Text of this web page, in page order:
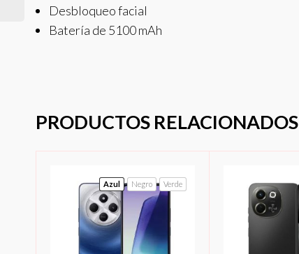
Desbloqueo facial
Batería de 5100 mAh
PRODUCTOS RELACIONADOS
Azul Negro Verde